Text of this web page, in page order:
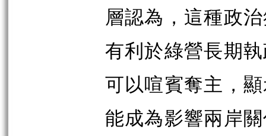
層認為，這種政
有利於綠營長期
可以喧賓奪主，
能成為影響兩岸